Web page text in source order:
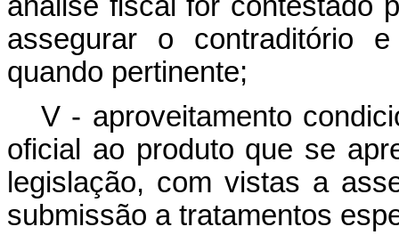
assegurar o contraditório
quando pertinente;
V - aproveitamento
oficial ao produto que se
legislação, com vistas a
submissão a tratamentos